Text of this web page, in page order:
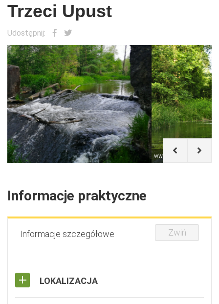
Trzeci Upust
Udostępnij:
www.staszow.pl
Informacje praktyczne
Informacje szczegółowe Zwiń
LOKALIZACJA